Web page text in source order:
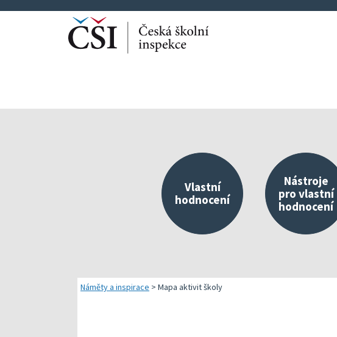
Vlastní
hodnocení
Náměty pro plánování a realizaci
Přehled dostupných metodických
Nástroje
pro vlastní
hodnocení
Nástroje
Náměty a inspirace > Mapa aktivit školy